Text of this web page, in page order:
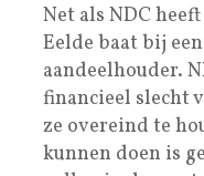
Net als NDC
Eelde baat bij
aandeelhouder.
financieel slecht
ze overeind te
kunnen doen is